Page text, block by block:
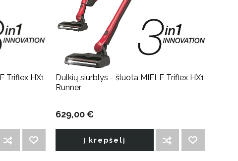
Triflex HX1
Dulkių siurblys - šluota MIELE Triflex HX1
Runner
629,00 €
Į krepšelį